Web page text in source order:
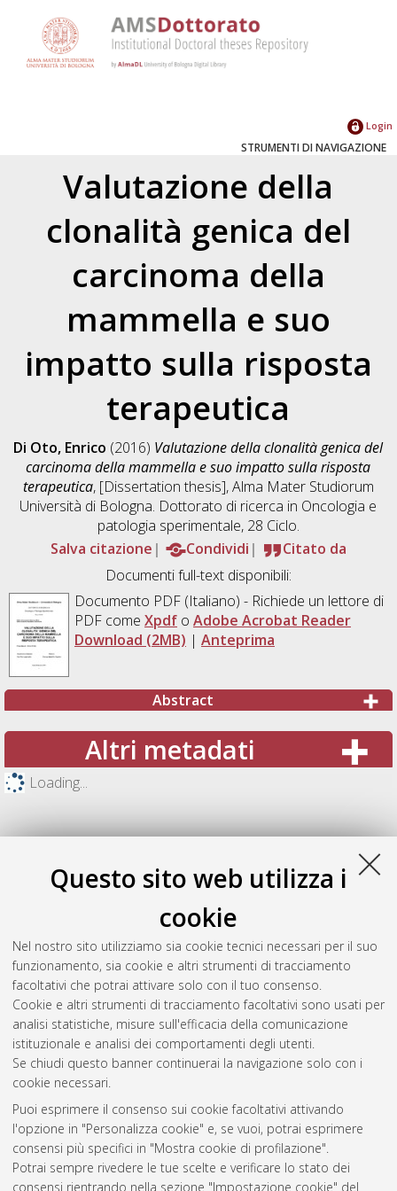
Questo sito web utilizza i
cookie
Nel nostro sito utilizziamo sia cookie tecnici necessari per il suo
funzionamento, sia cookie e altri strumenti di tracciamento
facoltativi che potrai attivare solo con il tuo consenso.
Cookie e altri strumenti di tracciamento facoltativi sono usati per
analisi statistiche, misure sull'efficacia della comunicazione
istituzionale e analisi dei comportamenti degli utenti.
Se chiudi questo banner continuerai la navigazione solo con i
cookie necessari.
Puoi esprimere il consenso sui cookie facoltativi attivando
l'opzione in "Personalizza cookie" e, se vuoi, potrai esprimere
consensi più specifici in "Mostra cookie di profilazione".
Potrai sempre rivedere le tue scelte e verificare lo stato dei
consensi rientrando nella sezione "Impostazione cookie" del
Login
STRUMENTI DI NAVIGAZIONE
Valutazione della
clonalità genica del
carcinoma della
mammella e suo
impatto sulla risposta
terapeutica
Di Oto, Enrico (2016) Valutazione della clonalità genica del
carcinoma della mammella e suo impatto sulla risposta
terapeutica, [Dissertation thesis], Alma Mater Studiorum
Università di Bologna. Dottorato di ricerca in Oncologia e
patologia sperimentale, 28 Ciclo.
Salva citazione
Condividi
Citato da
Documenti full-text disponibili:
Documento PDF(Italiano) - Richiede un lettore di
PDF come Xpdfo Adobe Acrobat Reader
Download (2MB) | Anteprima
Abstract
Altri metadati
Loading...
Gestione del documento:
Atom
Rss 1.0
Rss 2.0